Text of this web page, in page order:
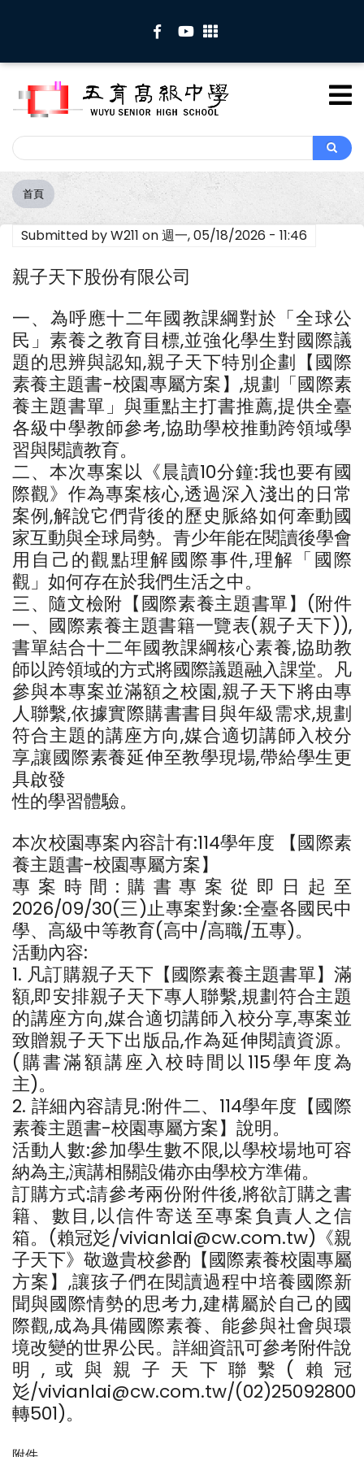
內
Search
Search
導
航
連
首頁
Submitted byW211 on週一, 05/18/2026 - 11:46
親子天下股份有限公司
一、為呼應十二年國教課綱對於「全球公
民」素養之教育目標,並強化學生對國際議
題的思辨與認知,親子天下特別企劃【國際
素養主題書-校園專屬方案】,規劃「國際素
養主題書單」與重點主打書推薦,提供全臺
各級中學教師參考,協助學校推動跨領域學
習與閱讀教育。
二、本次專案以《晨讀10分鐘:我也要有國
際觀》作為專案核心,透過深入淺出的日常
案例,解說它們背後的歷史脈絡如何牽動國
家互動與全球局勢。青少年能在閱讀後學會
用自己的觀點理解國際事件,理解「國際
觀」如何存在於我們生活之中。
三、隨文檢附【國際素養主題書單】(附件
一、國際素養主題書籍一覽表(親子天下)),
書單結合十二年國教課綱核心素養,協助教
師以跨領域的方式將國際議題融入課堂。凡
參與本專案並滿額之校園,親子天下將由專
人聯繫,依據實際購書書目與年級需求,規劃
符合主題的講座方向,媒合適切講師入校分
享,讓國際素養延伸至教學現場,帶給學生更
具啟發
性的學習體驗。
本次校園專案內容計有:114學年度 【國際素
養主題書-校園專屬方案】
專案時間:購書專案從即日起至
2026/09/30(三)止專案對象:全臺各國民中
學、高級中等教育(高中/高職/五專)。
活動內容:
1. 凡訂購親子天下【國際素養主題書單】滿
額,即安排親子天下專人聯繫,規劃符合主題
的講座方向,媒合適切講師入校分享,專案並
致贈親子天下出版品,作為延伸閱讀資源。
(購書滿額講座入校時間以115學年度為
主)。
2. 詳細內容請見:附件二、114學年度【國際
素養主題書-校園專屬方案】說明。
活動人數:參加學生數不限,以學校場地可容
納為主,演講相關設備亦由學校方準備。
訂購方式:請參考兩份附件後,將欲訂購之書
籍、數目,以信件寄送至專案負責人之信
箱。(賴冠彣/vivianlai@cw.com.tw)《親
子天下》敬邀貴校參酌【國際素養校園專屬
方案】,讓孩子們在閱讀過程中培養國際新
聞與國際情勢的思考力,建構屬於自己的國
際觀,成為具備國際素養、能參與社會與環
境改變的世界公民。詳細資訊可參考附件說
明,或與親子天下聯繫(賴冠
彣/vivianlai@cw.com.tw/(02)25092800
轉501)。